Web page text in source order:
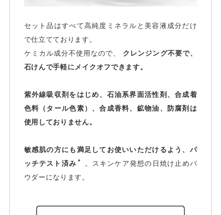
セット品はすべて高純度ミネラルと美容液成分だけ
で仕立てております。
ケミカル成分不使用なので、 クレンジング不要で、
石けんで手軽にメイクオフできます。
紫外線吸収剤をはじめ、石油系界面活性剤、合成着
色料（タール色素）、合成香料、鉱物油、防腐剤は
使用しておりません。
敏感肌の方にも満足してお使いいただけるよう、パ
ッチテスト済み ＊
。スキンケア発想の日焼け止めパ
ウダーになります。